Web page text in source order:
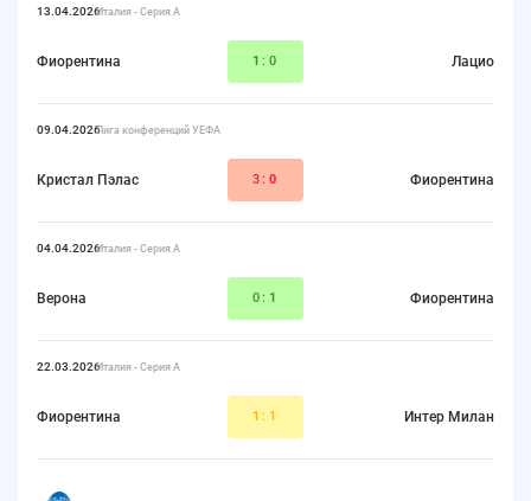
13.04.2026Италия - Серия А
Фиорентина 1:0 Лацио
09.04.2026Лига конференций УЕФА
Кристал Пэлас 3: 0 Фиорентина
04.04.2026Италия - Серия А
Верона 0: 1 Фиорентина
22.03.2026Италия - Серия А
Фиорентина 1:1 Интер Милан